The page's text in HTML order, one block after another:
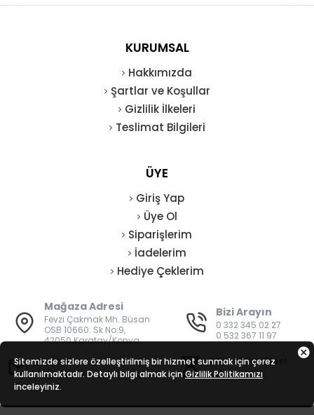
KURUMSAL
Hakkımızda
Şartlar ve Koşullar
Gizlilik İlkeleri
Teslimat Bilgileri
ÜYE
Giriş Yap
Üye Ol
Siparişlerim
İadelerim
Hediye Çeklerim
Mağaza Adresi
Fevzi Çakmak Mh. Büsan
OSB 10660. Sk No:9,
42050 Karatay/Konya
Bizi Arayın
0 332 345 02 27
0 532 367 11 97
E-Posta
bilgi@vatanisguvenligi.com
Mesai Saatleri
08:00 - 19:00
Sitemizde sizlere özelleştirilmiş bir hizmet sunmak için çerez
kullanılmaktadır. Detaylı bilgi almak için Gizlilik Politikamızı
inceleyiniz.